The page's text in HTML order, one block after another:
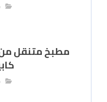
مطبخ متنقل